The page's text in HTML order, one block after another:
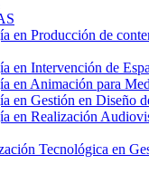
en Producción de
en Intervención de
en Animación para
en Gestión en Diseño
en Realización
Tecnológica en